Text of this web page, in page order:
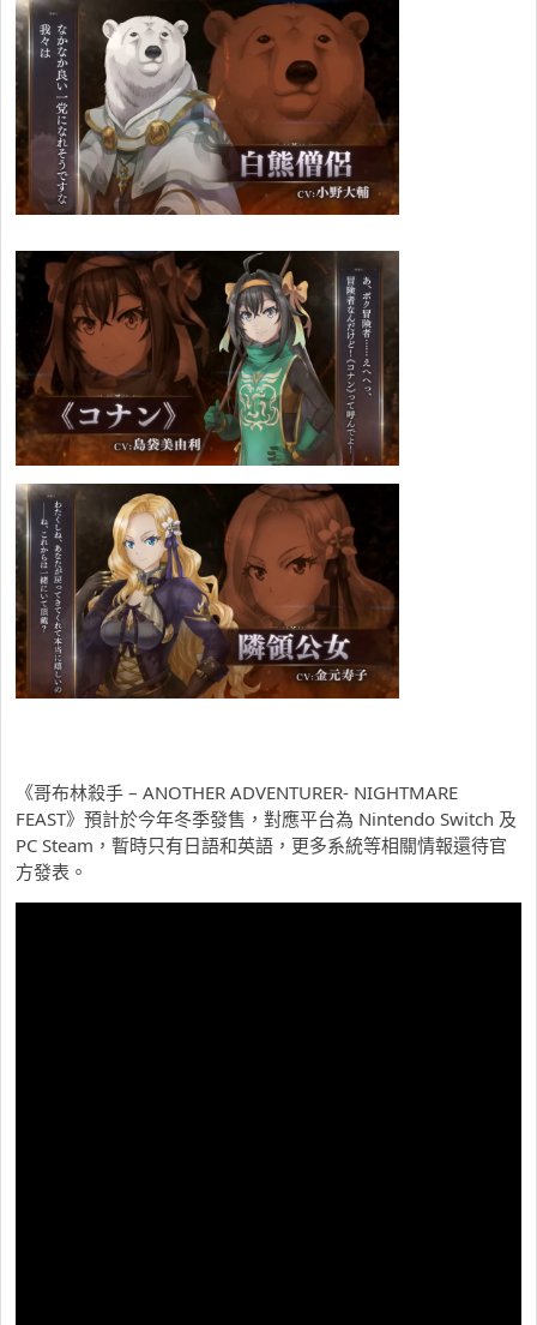
《哥布林殺手 – ANOTHER ADVENTURER- NIGHTMARE
FEAST》預計於今年冬季發售，對應平台為 Nintendo Switch 及
PC Steam，暫時只有日語和英語，更多系統等相關情報還待官
方發表。